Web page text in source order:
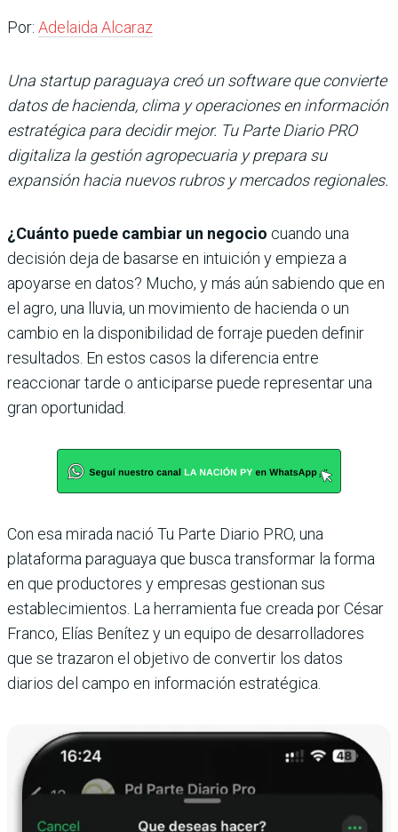
Por: Adelaida Alcaraz
Una startup paraguaya creó un software que convierte
datos de hacienda, clima y operaciones en información
estratégica para decidir mejor. Tu Parte Diario PRO
digitaliza la gestión agropecuaria y prepara su
expansión hacia nuevos rubros y mercados regionales.
¿Cuánto puede cambiar un negocio cuando una
decisión deja de basarse en intuición y empieza a
apoyarse en datos? Mucho, y más aún sabiendo que en
el agro, una lluvia, un movimiento de hacienda o un
cambio en la disponibilidad de forraje pueden definir
resultados. En estos casos la diferencia entre
reaccionar tarde o anticiparse puede representar una
gran oportunidad.
Con esa mirada nació Tu Parte Diario PRO, una
plataforma paraguaya que busca transformar la forma
en que productores y empresas gestionan sus
establecimientos. La herramienta fue creada por César
Franco, Elías Benítez y un equipo de desarrolladores
que se trazaron el objetivo de convertir los datos
diarios del campo en información estratégica.